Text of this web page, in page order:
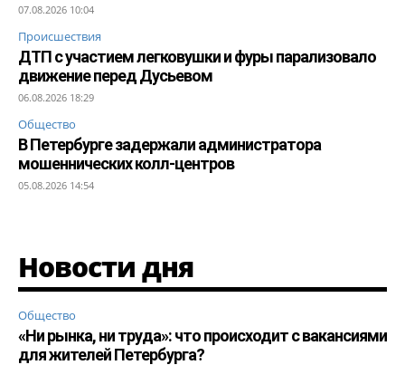
07.08.2026 10:04
Происшествия
ДТП с участием легковушки и фуры парализовало
движение перед Дусьевом
06.08.2026 18:29
Общество
В Петербурге задержали администратора
мошеннических колл-центров
05.08.2026 14:54
Новости дня
Общество
«Ни рынка, ни труда»: что происходит с вакансиями
для жителей Петербурга?